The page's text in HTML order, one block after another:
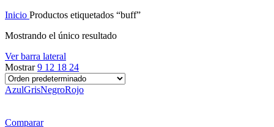
Inicio Productos etiquetados “buff”
Mostrando el único resultado
Ver barra lateral
Mostrar9 12 18 24
AzulGrisNegroRojo
Comparar